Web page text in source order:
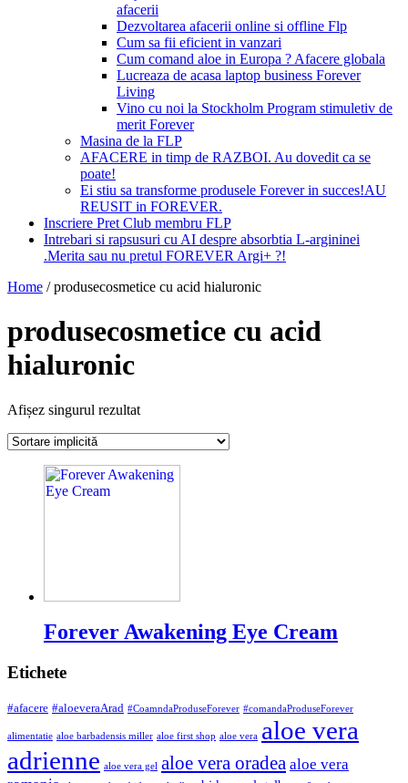
afacerii
Dezvoltarea afacerii online si offline Flp
Cum sa fii eficient in vanzari
Cum comand aloe in Europa ? Afacere globala
Lucreaza de acasa laptop business Forever
Living
Vino cu noi la Stockholm Program stimuletiv de
merit Forever
Masina de la FLP
AFACERE in timp de RAZBOI. Au dovedit ca se
poate!
Ei stiu sa transforme produsele Forever in succes!AU
REUSIT in FOREVER.
Inscriere Pret Club membru FLP
Intrebari si rapsusuri cu AI despre absorbtia L-argininei
.Merita sau nu pretul FOREVER Argi+ ?!
Home / produsecosmetice cu acid hialuronic
produsecosmetice cu acid
hialuronic
Afișez singurul rezultat
Forever Awakening Eye Cream
Etichete
#afacere #aloeveraArad #CoamndaProduseForever #comandaProduseForever
alimentatie aloe barbadensis miller aloe first shop aloe vera aloe vera
adrienne aloe vera gel aloe vera oradea aloe vera